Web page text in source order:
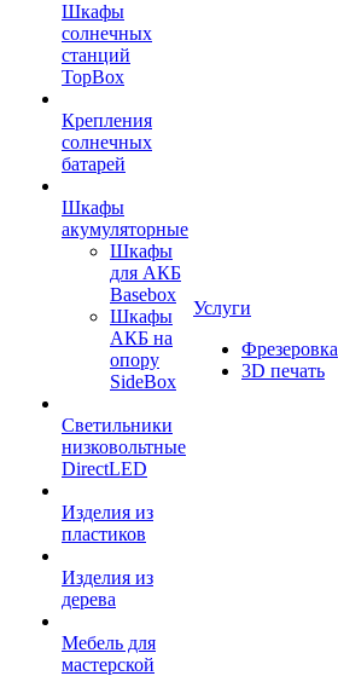
Шкафы
солнечных
станций
TopBox
Крепления
солнечных
батарей
Шкафы
акумуляторные
Шкафы
для АКБ
Basebox
Шкафы
АКБ на
опору
SideBox
Светильники
низковольтные
DirectLED
Изделия из
пластиков
Изделия из
дерева
Мебель для
мастерской
Услуги
Фрезеровка
3D печать